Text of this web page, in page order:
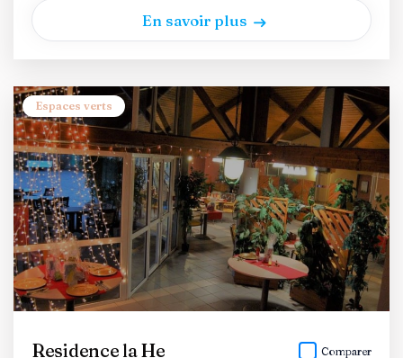
En savoir plus
Espaces verts
Residence la He Comparer